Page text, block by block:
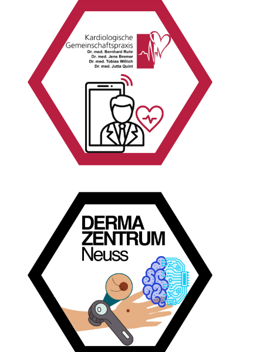
Etabliert Telemonitoring früh in der
Regelversorgung und betreut hunderte
Herzinsuffizienzpatienten strukturiert im
ländlichen Raum.
Zur Case Study
Dermatologische Klinik mit Spezialisierung auf
digitale Bildgebung, die KI-gestütztes
Hautscanning zur Früherkennung von Hautkrebs
und für eine verbesserte diagnostische Präzision
Zur Case Study